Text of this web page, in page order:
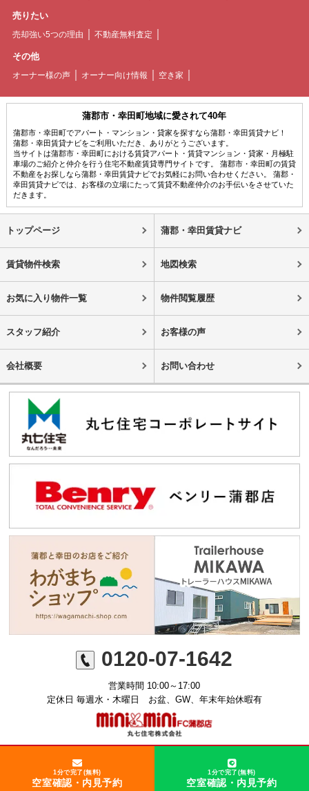
売りたい
売却強い5つの理由 不動産無料査定
その他
オーナー様の声 オーナー向け情報 空き家
蒲郡市・幸田町地域に愛されて40年
蒲郡市・幸田町でアパート・マンション・貸家を探すなら蒲郡・幸田賃貸ナビ！
蒲郡・幸田賃貸ナビをご利用いただき、ありがとうございます。
当サイトは蒲郡市・幸田町における賃貸アパート・賃貸マンション・貸家・月極駐
車場のご紹介と仲介を行う住宅不動産賃貸専門サイトです。 蒲郡市・幸田町の賃貸
不動産をお探しなら蒲郡・幸田賃貸ナビでお気軽にお問い合わせください。 蒲郡・
幸田賃貸ナビでは、お客様の立場にたって賃貸不動産仲介のお手伝いをさせていた
だきます。
トップページ 蒲郡・幸田賃貸ナビ
賃貸物件検索 地図検索
お気に入り物件一覧 物件閲覧履歴
スタッフ紹介 お客様の声
会社概要 お問い合わせ
0120-07-1642
営業時間 10:00～17:00
定休日 毎週水・木曜日 お盆、GW、年末年始休暇有
1分で完了(無料)
空室確認・内見予約
1分で完了(無料)
空室確認・内見予約